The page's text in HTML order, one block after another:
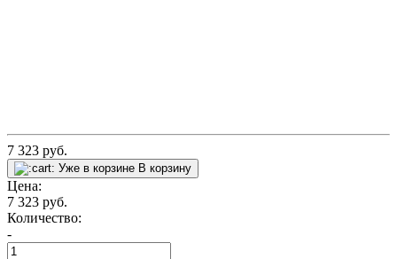
7 323 руб.
Уже в корзине В корзину
Цена:
7 323 руб.
Количество:
-